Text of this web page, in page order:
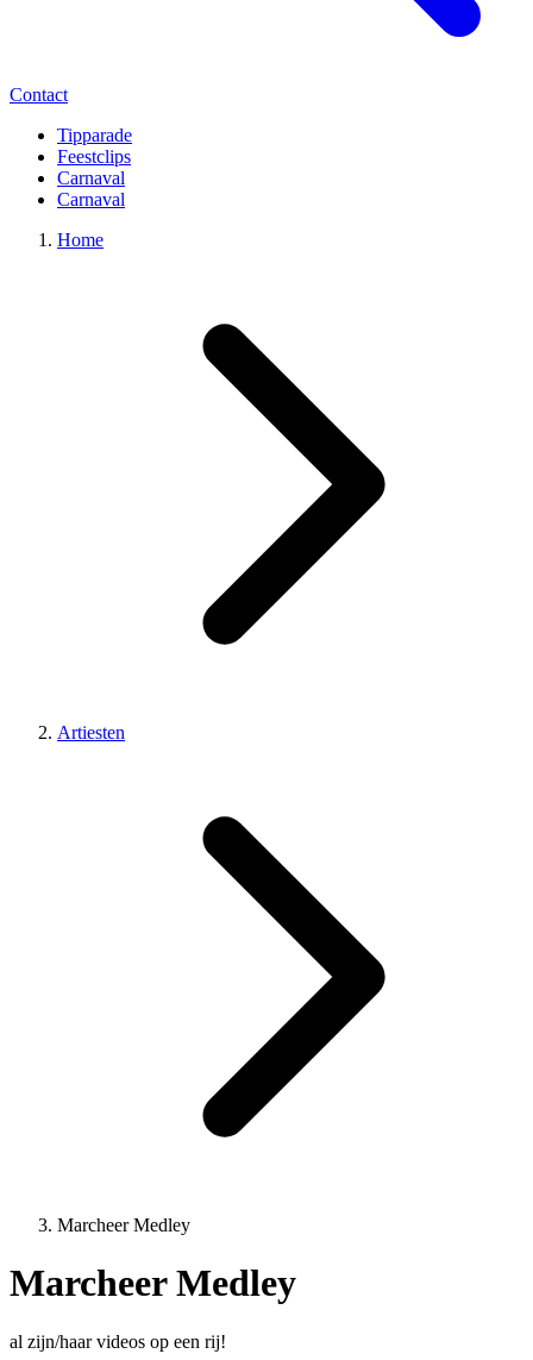
Contact
Tipparade
Feestclips
Carnaval
Carnaval
Home
Artiesten
Marcheer Medley
Marcheer Medley
al zijn/haar videos op een rij!